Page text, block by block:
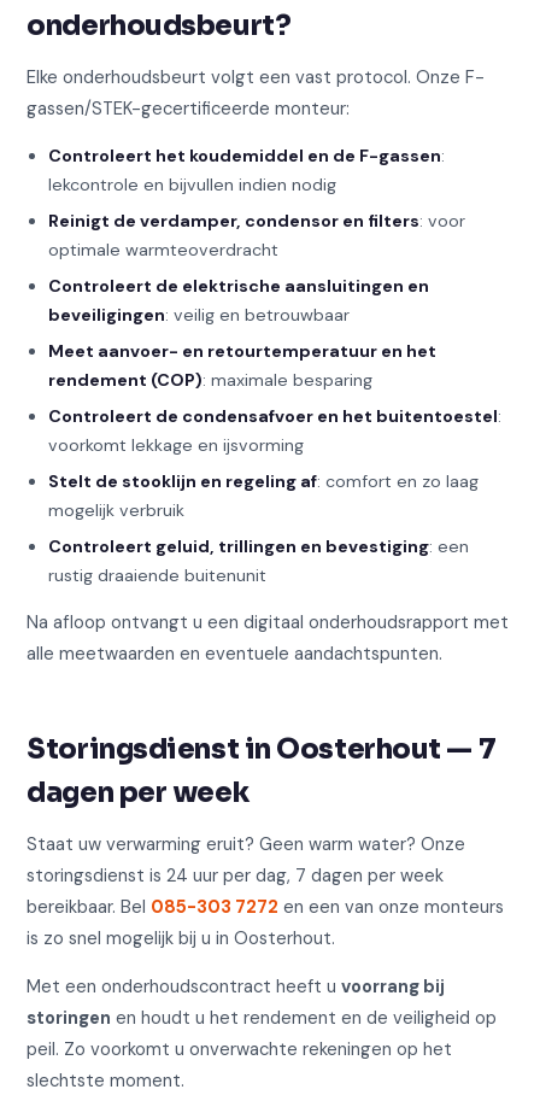
onderhoudsbeurt?
Elke onderhoudsbeurt volgt een vast protocol. Onze F-
gassen/STEK-gecertificeerde monteur:
Controleert het koudemiddel en de F-gassen:
lekcontrole en bijvullen indien nodig
Reinigt de verdamper, condensor en filters: voor
optimale warmteoverdracht
Controleert de elektrische aansluitingen en
beveiligingen: veilig en betrouwbaar
Meet aanvoer- en retourtemperatuur en het
rendement (COP): maximale besparing
Controleert de condensafvoer en het buitentoestel:
voorkomt lekkage en ijsvorming
Stelt de stooklijn en regeling af: comfort en zo laag
mogelijk verbruik
Controleert geluid, trillingen en bevestiging: een
rustig draaiende buitenunit
Na afloop ontvangt u een digitaal onderhoudsrapport met
alle meetwaarden en eventuele aandachtspunten.
Storingsdienst in Oosterhout — 7
dagen per week
Staat uw verwarming eruit? Geen warm water? Onze
storingsdienst is 24 uur per dag, 7 dagen per week
bereikbaar. Bel 085-303 7272 en een van onze monteurs
is zo snel mogelijk bij u in Oosterhout.
Met een onderhoudscontract heeft uvoorrang bij
storingen en houdt u het rendement en de veiligheid op
peil. Zo voorkomt u onverwachte rekeningen op het
slechtste moment.